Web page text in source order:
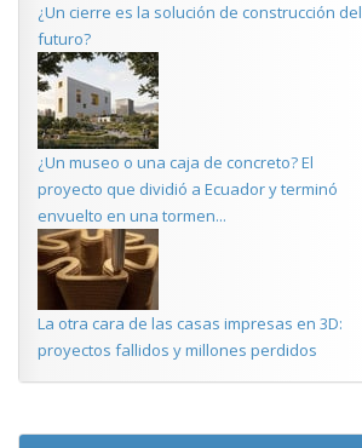
¿Un cierre es la solución de construcción del
futuro?
¿Un museo o una caja de concreto? El
proyecto que dividió a Ecuador y terminó
envuelto en una tormen...
La otra cara de las casas impresas en 3D:
proyectos fallidos y millones perdidos